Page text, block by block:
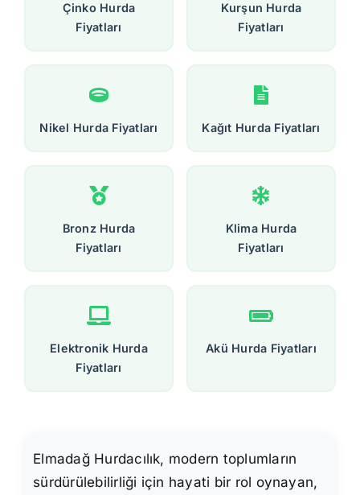
Çinko Hurda
Fiyatları
Kurşun Hurda
Fiyatları
Nikel Hurda Fiyatları Kağıt Hurda Fiyatları
Bronz Hurda
Fiyatları
Klima Hurda
Fiyatları
Elektronik Hurda
Fiyatları
Akü Hurda Fiyatları
Elmadağ Hurdacılık, modern toplumların
sürdürülebilirliği için hayati bir rol oynayan,